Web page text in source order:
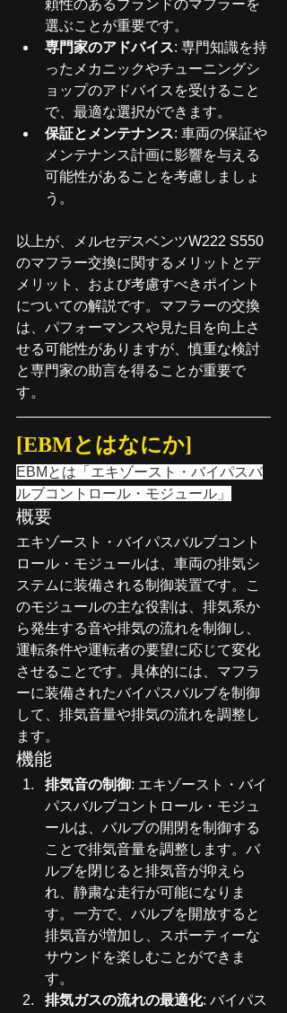
頼性のあるブランドのマフラーを
選ぶことが重要です。
専門家のアドバイス: 専門知識を持
ったメカニックやチューニングシ
ョップのアドバイスを受けること
で、最適な選択ができます。
保証とメンテナンス: 車両の保証や
メンテナンス計画に影響を与える
可能性があることを考慮しましょ
う。
以上が、メルセデスベンツW222 S550
のマフラー交換に関するメリットとデ
メリット、および考慮すべきポイント
についての解説です。マフラーの交換
は、パフォーマンスや見た目を向上さ
せる可能性がありますが、慎重な検討
と専門家の助言を得ることが重要で
す。
[EBMとはなにか]
EBMとは「エキゾースト・バイパスバ
ルブコントロール・モジュール」
概要
エキゾースト・バイパスバルブコント
ロール・モジュールは、車両の排気シ
ステムに装備される制御装置です。こ
のモジュールの主な役割は、排気系か
ら発生する音や排気の流れを制御し、
運転条件や運転者の要望に応じて変化
させることです。具体的には、マフラ
ーに装備されたバイパスバルブを制御
して、排気音量や排気の流れを調整し
ます。
機能
排気音の制御: エキゾースト・バイ
パスバルブコントロール・モジュ
ールは、バルブの開閉を制御する
ことで排気音量を調整します。バ
ルブを閉じると排気音が抑えら
れ、静粛な走行が可能になりま
す。一方で、バルブを開放すると
排気音が増加し、スポーティーな
サウンドを楽しむことができま
す。
排気ガスの流れの最適化: バイパス